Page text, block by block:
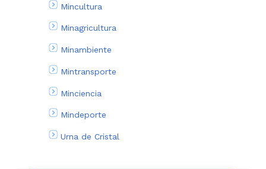
Mincultura
Minagricultura
Minambiente
Mintransporte
Minciencia
Mindeporte
Urna de Cristal